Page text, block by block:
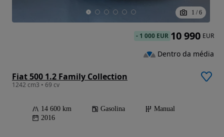
1 / 6
Fiat 500 1.2 Family Collection
1242 cm3 • 69 cv
14 600 km Gasolina
Manual
2016
- 1 000 EUR 10 990 EUR
Dentro da média